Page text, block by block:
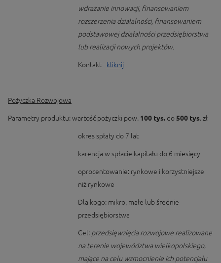
wdrażanie innowacji, finansowaniem
rozszerzenia działalności, finansowaniem
podstawowej działalności przedsiębiorstwa
lub realizacji nowych projektów.
Kontakt - kliknij
Pożyczka Rozwojowa
Parametry produktu: wartość pożyczki pow. 100 tys. do500 tys. zł
okres spłaty do 7 lat
karencja w spłacie kapitału do 6 miesięcy
oprocentowanie: rynkowe i korzystniejsze
niż rynkowe
Dla kogo: mikro, małe lub średnie
przedsiębiorstwa
Cel: przedsięwzięcia rozwojowe realizowane
na terenie województwa wielkopolskiego,
mające na celu wzmocnienie ich potencjału